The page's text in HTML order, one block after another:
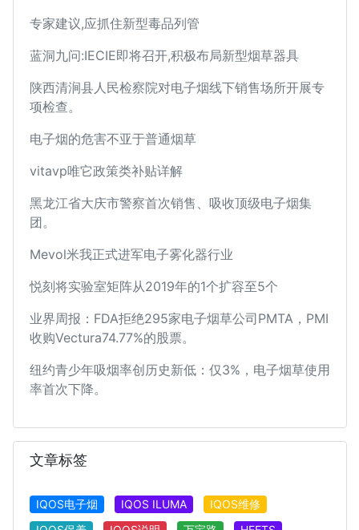
专家建议,应抓住新型毒品列管
蓝洞九问:IECIE即将召开,积极布局新型烟草器具
陕西清涧县人民检察院对电子烟线下销售场所开展专
项检查。
电子烟的危害不亚于普通烟草
vitavp唯它政策类补贴详解
黑龙江省大庆市警察首次销售、吸收顶级电子烟集
团。
Mevol米我正式进军电子雾化器行业
悦刻将实验室矩阵从2019年的1个扩容至5个
业界周报：FDA拒绝295家电子烟草公司PMTA，PMI
收购Vectura74.77%的股票。
纽约青少年吸烟率创历史新低：仅3%，电子烟草使用
率首次下降。
文章标签
IQOS电子烟 IQOS ILUMA
IQOS维修